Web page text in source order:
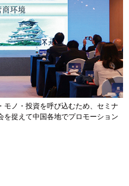
ノ・投資を呼び込むため、セミナ
を捉えて中国各地でプロモーション